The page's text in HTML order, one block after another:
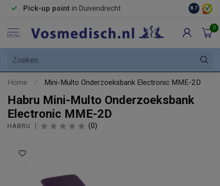
Pick-up point in Duivendrecht 8.7
MENU
0
Home / Mini-Multo Onderzoeksbank Electronic MME-2D
Habru Mini-Multo Onderzoeksbank
Electronic MME-2D
HABRU (0)